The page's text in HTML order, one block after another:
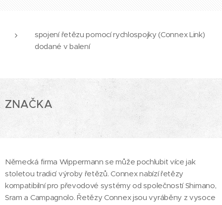
spojení řetězu pomocí rychlospojky (Connex Link)
dodané v balení
ZNAČKA
Německá firma Wippermann se může pochlubit více jak
stoletou tradicí výroby řetězů. Connex nabízí řetězy
kompatibilní pro převodové systémy od společností Shimano,
Sram a Campagnolo. Řetězy Connex jsou vyráběny z vysoce